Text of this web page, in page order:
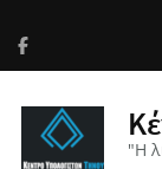
"Η